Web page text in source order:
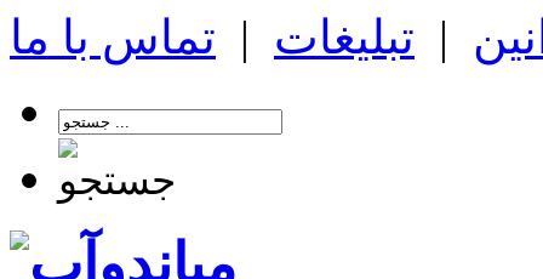
| تبلیغات | تماس با ما